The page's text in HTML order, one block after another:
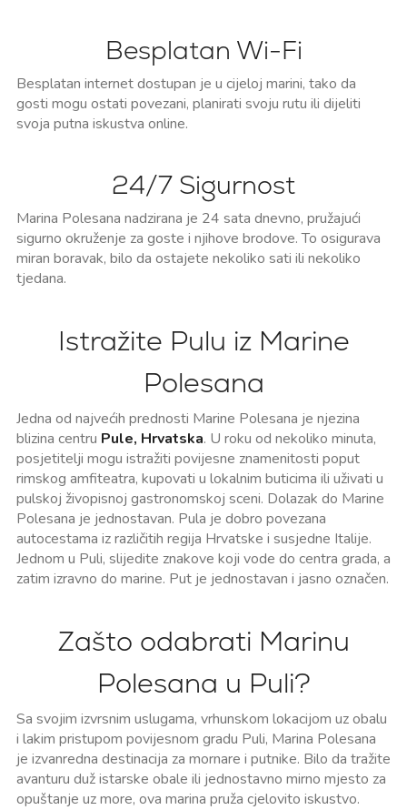
Besplatan Wi-Fi
Besplatan internet dostupan je u cijeloj marini, tako da
gosti mogu ostati povezani, planirati svoju rutu ili dijeliti
svoja putna iskustva online.
24/7 Sigurnost
Marina Polesana nadzirana je 24 sata dnevno, pružajući
sigurno okruženje za goste i njihove brodove. To osigurava
miran boravak, bilo da ostajete nekoliko sati ili nekoliko
tjedana.
Istražite Pulu iz Marine
Polesana
Jedna od najvećih prednosti Marine Polesana je njezina
blizina centru Pule, Hrvatska. U roku od nekoliko minuta,
posjetitelji mogu istražiti povijesne znamenitosti poput
rimskog amfiteatra, kupovati u lokalnim buticima ili uživati u
pulskoj živopisnoj gastronomskoj sceni. Dolazak do Marine
Polesana je jednostavan. Pula je dobro povezana
autocestama iz različitih regija Hrvatske i susjedne Italije.
Jednom u Puli, slijedite znakove koji vode do centra grada, a
zatim izravno do marine. Put je jednostavan i jasno označen.
Zašto odabrati Marinu
Polesana u Puli?
Sa svojim izvrsnim uslugama, vrhunskom lokacijom uz obalu
i lakim pristupom povijesnom gradu Puli, Marina Polesana
je izvanredna destinacija za mornare i putnike. Bilo da tražite
avanturu duž istarske obale ili jednostavno mirno mjesto za
opuštanje uz more, ova marina pruža cjelovito iskustvo.